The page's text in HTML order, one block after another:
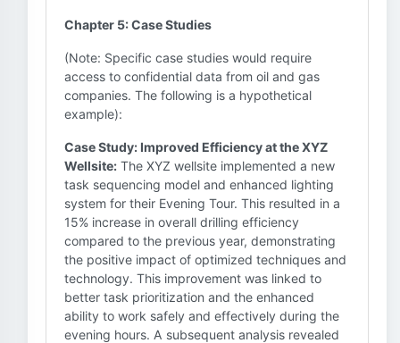
Chapter 5: Case Studies
(Note: Specific case studies would require
access to confidential data from oil and gas
companies. The following is a hypothetical
example):
Case Study: Improved Efficiency at the XYZ
Wellsite: The XYZ wellsite implemented a new
task sequencing model and enhanced lighting
system for their Evening Tour. This resulted in a
15% increase in overall drilling efficiency
compared to the previous year, demonstrating
the positive impact of optimized techniques and
technology. This improvement was linked to
better task prioritization and the enhanced
ability to work safely and effectively during the
evening hours. A subsequent analysis revealed